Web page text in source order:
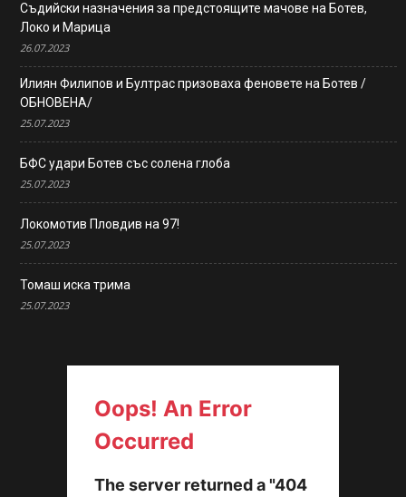
Съдийски назначения за предстоящите мачове на Ботев,
Локо и Марица
26.07.2023
Илиян Филипов и Бултрас призоваха феновете на Ботев /
ОБНОВЕНА/
25.07.2023
БФС удари Ботев със солена глоба
25.07.2023
Локомотив Пловдив на 97!
25.07.2023
Томаш иска трима
25.07.2023